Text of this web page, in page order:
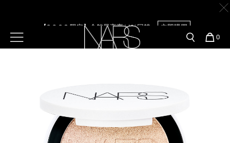
【8.6-8.9 限定】全館最高享14%回饋 立即購買
【8/3-8/10限定】限時輸碼贈迷你腮紅露 立即購買
新客首購輸＜WELCOME＞享9折
選單"
您
0
預約金曲獎妝容
水光頰彩系列
試用送到家
彩盤及禮盒組
彩妝專欄